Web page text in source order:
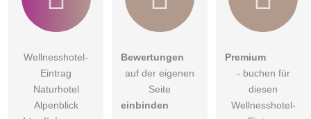
Wellnesshotel-
Eintrag
Naturhotel
Alpenblick
Bewertungen
auf der eigenen
Seite
einbinden
Premium
- buchen für
diesen
Wellnesshotel-